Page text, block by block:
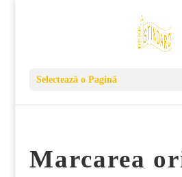
Selectează o Pagină
Marcarea